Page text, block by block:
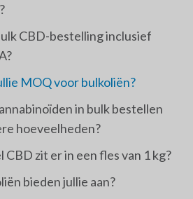
CBD-bestelling inclusief
MOQ voor bulkoliën?
in bulk bestellen
hoeveelheden?
CBD zit er in een fles van 1 kg?
bieden jullie aan?